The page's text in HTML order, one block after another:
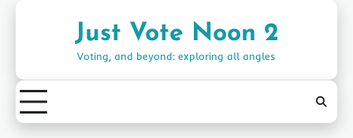
Just Vote Noon 2
Voting, and beyond: exploring all angles